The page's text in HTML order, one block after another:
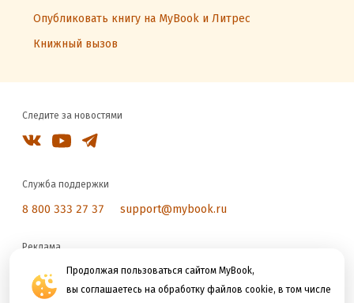
Продолжая пользоваться сайтом MyBook,
вы соглашаетесь на обработку файлов cookie, в том числе
Опубликовать книгу на MyBook и Литрес
Книжный вызов
Следите за новостями
Служба поддержки
8 800 333 27 37 support@mybook.ru
Реклама
reklama@litres.ru